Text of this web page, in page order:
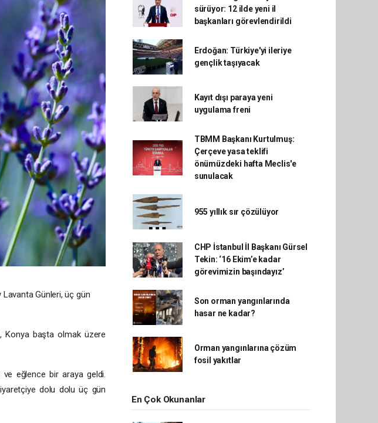
Günleri, üç gün
Konya başta olmak üzere
eğlence bir araya geldi.
dolu dolu üç gün
sürüyor: 12 ilde yeni il
başkanları görevlendirildi
Erdoğan: Türkiye'yi ileriye
gençlik taşıyacak
Kayıt dışı paraya yeni
uygulama freni
TBMM Başkanı Kurtulmuş:
Çerçeve yasa teklifi
önümüzdeki hafta Meclis'e
sunulacak
955 yıllık sır çözülüyor
CHP İstanbul İl Başkanı Gürsel
Tekin: ‘16 Ekim’e kadar
görevimizin başındayız’
Son orman yangınlarında
hasar ne kadar?
Orman yangınlarına çözüm
fosil yakıtlar
En Çok Okunanlar